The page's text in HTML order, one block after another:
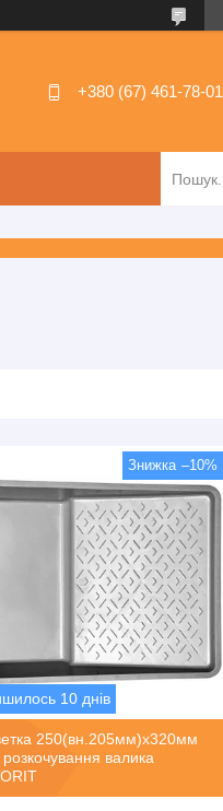
+380 (67) 461-78-01
–10%
10 днів
250(вн.205мм)х320мм
валика